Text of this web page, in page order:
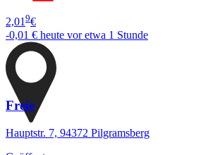
2,019€
-0,01 € heute vor etwa 1 Stunde
Freie
Hauptstr. 7, 94372 Pilgramsberg